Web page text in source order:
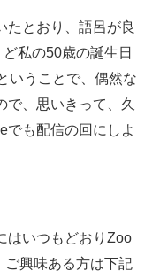
たとおり、語呂が良
私の50歳の誕生日
いうことで、偶然な
で、思いきって、久
でも配信の回にしよ
はいつもどおりZoo
ご興味ある方は下記